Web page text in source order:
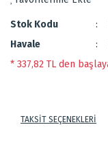
Stok Kodu
Havale
* 337,82 TL den
TAKSİT SEÇENEKLERİ